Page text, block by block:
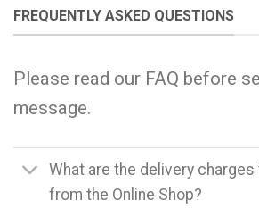
FREQUENTLY ASKED QUESTIONS
Please read our FAQ before
message.
What are the delivery
from the Online Shop?